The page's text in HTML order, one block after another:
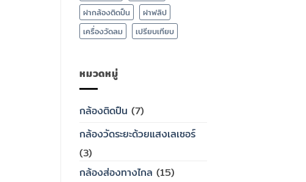
ฝากล้องติดปืน
ฝาฟลิป
เครื่องวัดลม
เปรียบเทียบ
หมวดหมู่
กล้องติดปืน (7)
กล้องวัดระยะด้วยแสงเลเซอร์
(3)
กล้องส่องทางไกล (15)